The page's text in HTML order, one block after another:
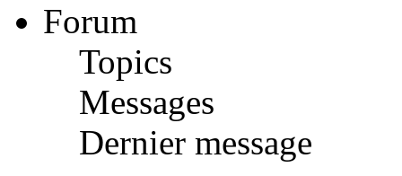
Forum
Topics
Messages
Dernier message